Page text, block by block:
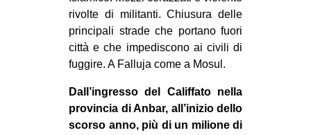
INTERNAZIONALE
AMERICHE
ESTREMO ORIENTE
rivolte di militanti. Chiusura delle
principali strade che portano fuori
città e che impediscono ai civili di
fuggire. A Falluja come a Mosul.
Dall’ingresso del Califfato nella
provincia di Anbar, all’inizio dello
scorso anno, più di un milione di